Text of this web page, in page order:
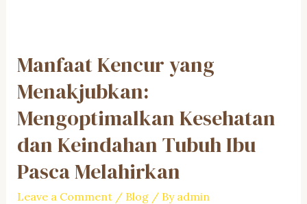
Manfaat Kencur yang
Menakjubkan:
Mengoptimalkan Kesehatan
dan Keindahan Tubuh Ibu
Pasca Melahirkan
Leave a Comment / Blog/ By admin